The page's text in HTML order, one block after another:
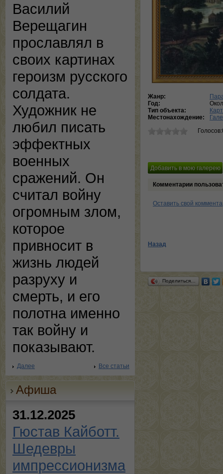
Василий
Верещагин
прославлял в
своих картинах
героизм русского
солдата.
Художник не
любил писать
эффектных
военных
сражений. Он
считал войну
огромным злом,
которое
привносит в
жизнь людей
разруху и
смерть, и его
полотна именно
так войну и
показывают.
Далее Все статьи
Афиша
31.12.2025
Гюстав Кайботт.
Шедевры
импрессионизма
Жанр:
Год:
Тип объекта:
Местонахождение:
Комментарии
Оставить свой
Назад
Поделиться…